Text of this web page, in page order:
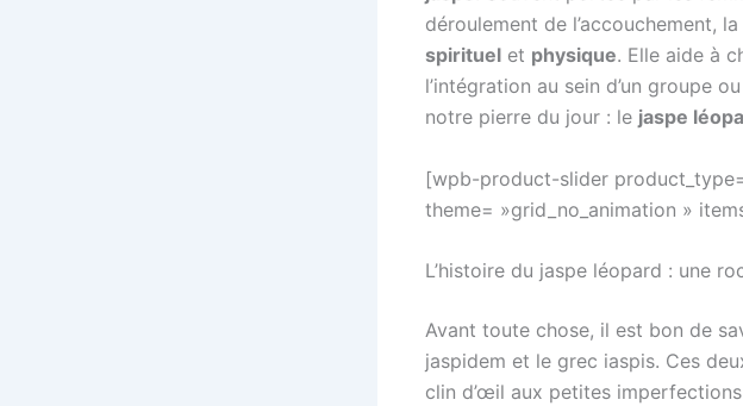
déroulement de l’accouchement,
spirituel et physique. Elle aide à
l’intégration au sein d’un groupe
notre pierre du jour : le jaspe
[wpb-product-slider
theme= »grid_no_animation »
L’histoire du jaspe léopard : une
Avant toute chose, il est bon de
jaspidem et le grec iaspis. Ces
clin d’œil aux petites